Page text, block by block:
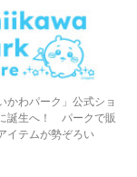
かわパーク」公式ショ
誕生へ！ パークで販
イテムが勢ぞろい